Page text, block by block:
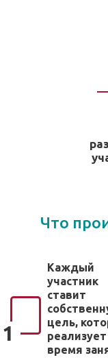
Что
1
Каждый
участник
ставит
цель,
время